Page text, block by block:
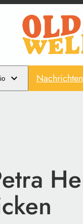
Nachrichten